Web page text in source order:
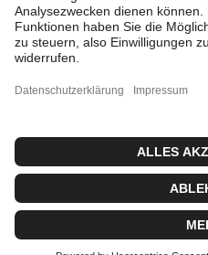
Impressum
Cookie-Einstellungen